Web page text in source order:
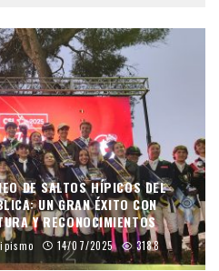
DE SALTOS HÍPICOS DEL
UN GRAN ÉXITO CON
Y RECONOCIMIENTOS
14/07/2025 3188